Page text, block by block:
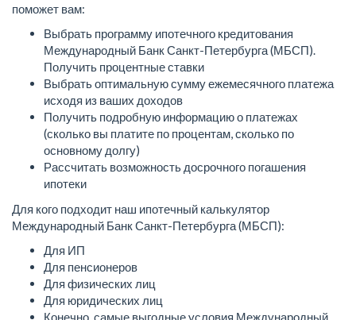
поможет вам:
Выбрать программу ипотечного кредитования
Международный Банк Санкт-Петербурга (МБСП).
Получить процентные ставки
Выбрать оптимальную сумму ежемесячного платежа
исходя из ваших доходов
Получить подробную информацию о платежах
(сколько вы платите по процентам, сколько по
основному долгу)
Рассчитать возможность досрочного погашения
ипотеки
Для кого подходит наш ипотечный калькулятор
Международный Банк Санкт-Петербурга (МБСП):
Для ИП
Для пенсионеров
Для физических лиц
Для юридических лиц
Конечно, самые выгодные условия Международный